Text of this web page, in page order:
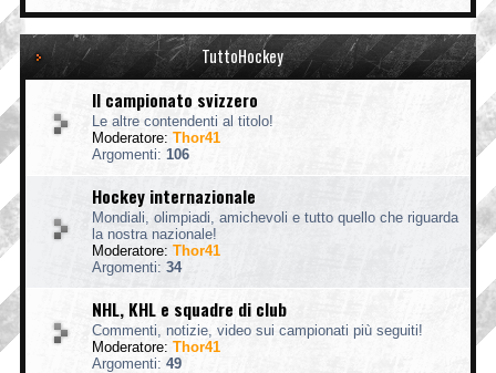
TuttoHockey
Il campionato svizzero
Le altre contendenti al titolo!
Moderatore: Thor41
Argomenti: 106
Hockey internazionale
Mondiali, olimpiadi, amichevoli e tutto quello che riguarda
la nostra nazionale!
Moderatore: Thor41
Argomenti: 34
NHL, KHL e squadre di club
Commenti, notizie, video sui campionati più seguiti!
Moderatore: Thor41
Argomenti: 49